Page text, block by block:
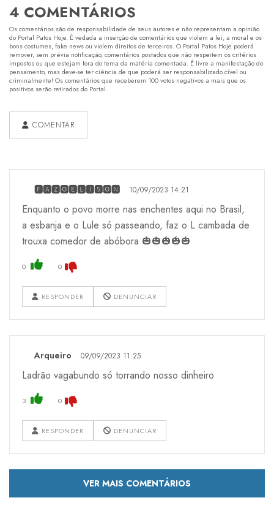
4 COMENTÁRIOS
Os comentários são de responsabilidade de seus autores e não representam a opinião
do Portal Patos Hoje. É vedada a inserção de comentários que violem a lei, a moral e os
bons costumes, fake news ou violem direitos de terceiros. O Portal Patos Hoje poderá
remover, sem prévia notificação, comentários postados que não respeitem os critérios
impostos ou que estejam fora do tema da matéria comentada. É livre a manifestação do
pensamento, mas deve-se ter ciência de que poderá ser responsabilizado cível ou
criminalmente! Os comentários que receberem 100 votos negativos a mais que os
positivos serão retirados do Portal.
COMENTAR
🅵🅰🆉🅾🅴🅻🅸🆂🅾🅽 10/09/2023 14:21
Enquanto o povo morre nas enchentes aqui no Brasil,
a esbanja e o Lule só passeando, faz o L cambada de
trouxa comedor de abóbora 🎃🎃🎃🎃🎃
0 0
RESPONDER DENUNCIAR
Arqueiro 09/09/2023 11:25
Ladrão vagabundo só torrando nosso dinheiro
3 0
RESPONDER DENUNCIAR
VER MAIS COMENTÁRIOS